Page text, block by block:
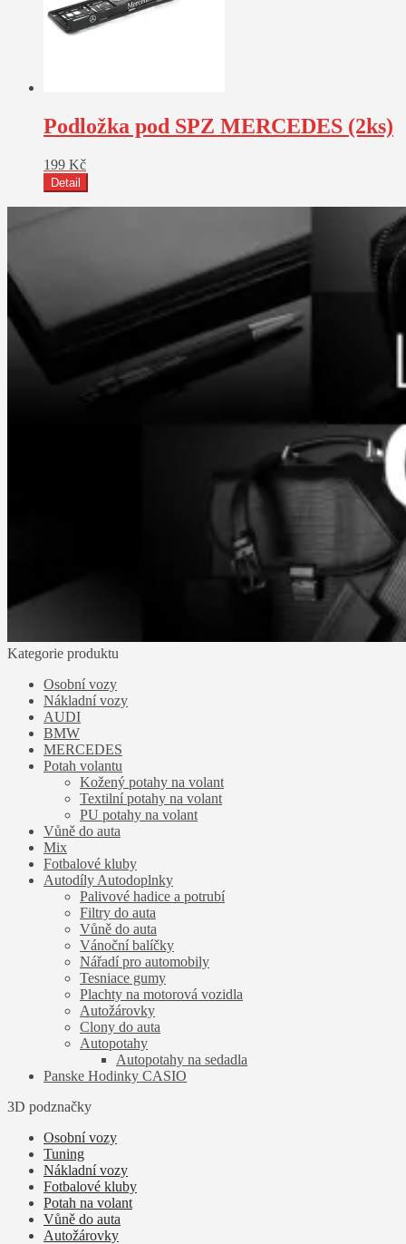
Podložka pod SPZ MERCEDES (2ks)
199 Kč
Detail
Kategorie produktu
Osobní vozy
Nákladní vozy
AUDI
BMW
MERCEDES
Potah volantu
Kožený potahy na volant
Textilní potahy na volant
PU potahy na volant
Vůně do auta
Mix
Fotbalové kluby
Autodíly Autodoplnky
Palivové hadice a potrubí
Filtry do auta
Vůně do auta
Vánoční balíčky
Nářadí pro automobily
Tesniace gumy
Plachty na motorová vozidla
Autožárovky
Clony do auta
Autopotahy
Autopotahy na sedadla
Panske Hodinky CASIO
3D podznačky
Osobní vozy
Tuning
Nákladní vozy
Fotbalové kluby
Potah na volant
Vůně do auta
Autožárovky